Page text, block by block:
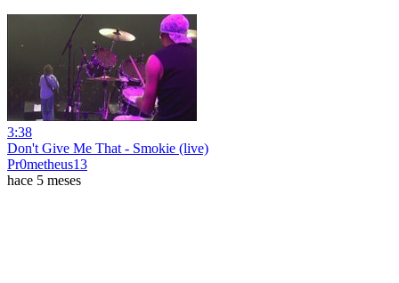
3:38
Don't Give Me That - Smokie (live)
Pr0metheus13
hace 5 meses